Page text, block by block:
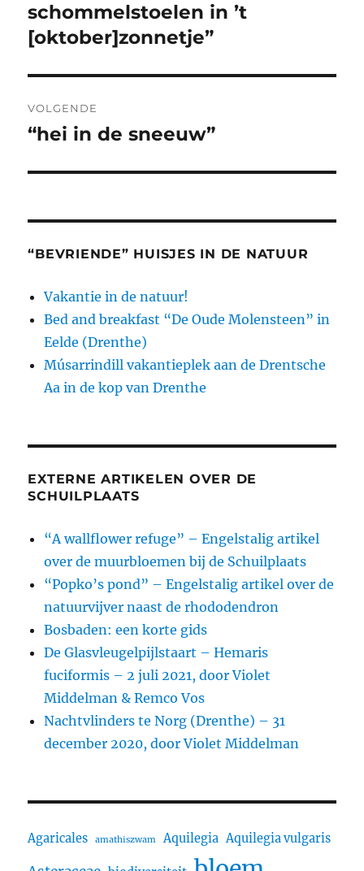
bericht:
schommelstoelen in ’t
[oktober]zonnetje”
VOLGENDE
Volgend
“hei in de sneeuw”
“BEVRIENDE” HUISJES IN DE NATUUR
Vakantie in de natuur!
Bed and breakfast “De Oude Molensteen” in
Eelde (Drenthe)
Músarrindill vakantieplek aan de Drentsche
Aa in de kop van Drenthe
EXTERNE ARTIKELEN OVER DE
SCHUILPLAATS
“A wallflower refuge” – Engelstalig artikel
over de muurbloemen bij de Schuilplaats
“Popko’s pond” – Engelstalig artikel over de
natuurvijver naast de rhododendron
Bosbaden: een korte gids
De Glasvleugelpijlstaart – Hemaris
fuciformis – 2 juli 2021, door Violet
Middelman & Remco Vos
Nachtvlinders te Norg (Drenthe) – 31
december 2020, door Violet Middelman
Agaricales amathiszwam Aquilegia Aquilegia vulgaris